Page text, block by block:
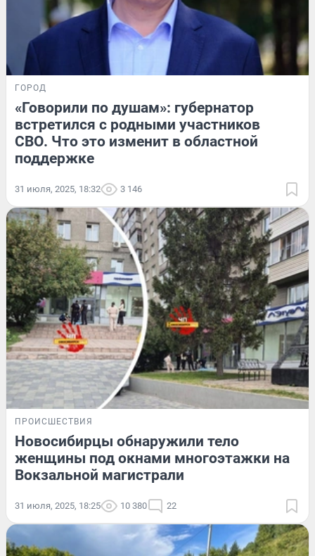
ГОРОД
«Говорили по душам»: губернатор
встретился с родными участников
СВО. Что это изменит в областной
поддержке
31 июля, 2025, 18:32 3 146
ПРОИСШЕСТВИЯ
Новосибирцы обнаружили тело
женщины под окнами многоэтажки на
Вокзальной магистрали
31 июля, 2025, 18:25 10 380 22